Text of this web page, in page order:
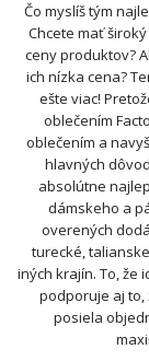
Čo myslíš tým
Chcete mať
ceny produktov?
ich nízka cena?
ešte viac!
oblečením
oblečením a
hlavných
absolútne
dámskeho a
overených
turecké,
iných krajín. To, že
podporuje aj to,
posiela